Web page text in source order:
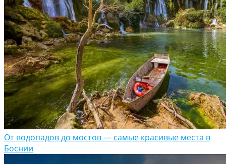
От водопадов до мостов — самые красивые места в
Боснии